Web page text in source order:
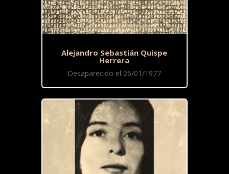
Alejandro Sebastián Quispe
Herrera
Desaparecido el 26/01/1977